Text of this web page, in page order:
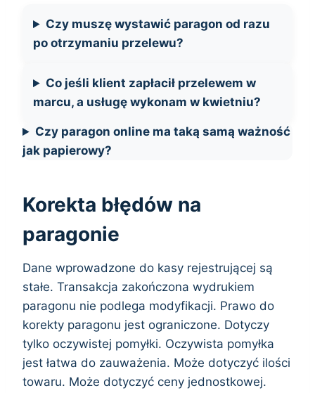
Czy muszę wystawić paragon od razu
po otrzymaniu przelewu?
Co jeśli klient zapłacił przelewem w
marcu, a usługę wykonam w kwietniu?
Czy paragon online ma taką samą ważność
jak papierowy?
Korekta błędów na
paragonie
Dane wprowadzone do kasy rejestrującej są
stałe. Transakcja zakończona wydrukiem
paragonu nie podlega modyfikacji. Prawo do
korekty paragonu jest ograniczone. Dotyczy
tylko oczywistej pomyłki. Oczywista pomyłka
jest łatwa do zauważenia. Może dotyczyć ilości
towaru. Może dotyczyć ceny jednostkowej.